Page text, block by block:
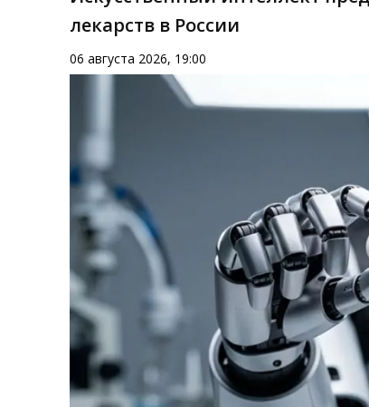
лекарств в России
06 августа 2026, 19:00